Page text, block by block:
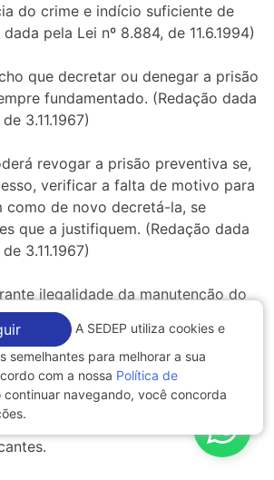
do crime e indício suficiente de
pela Lei nº 8.884, de 11.6.1994)
que decretar ou denegar a prisão
fundamentado. (Redação dada
3.11.1967)
revogar a prisão preventiva se,
verificar a falta de motivo para
como de novo decretá-la, se
que a justifiquem. (Redação dada
3.11.1967)
ilegalidade da manutenção do
e do profundo e indisfarçável
normativo a que se
é que a paciente impetra a
que nesta oportunidade,
sanada por completo, sob pena da
e consequentemente patrocinada
A SEDEP utiliza cookies e
semelhantes para melhorar a sua
com a nossa Política de
continuar navegando, você concorda